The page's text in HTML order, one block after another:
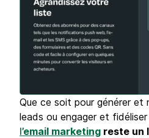
Que ce soit pour générer et
leads ou engager et
’email marketing reste un